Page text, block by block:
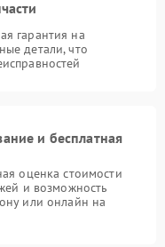
гарантия на
детали, что
и бесплатная
оценка стоимости
и возможность
или онлайн на